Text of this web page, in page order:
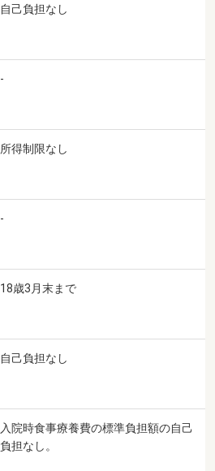
自己負担なし
-
所得制限なし
-
18歳3月末まで
自己負担なし
入院時食事療養費の標準負担額の自己
負担なし。